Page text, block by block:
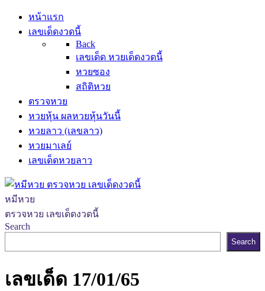
หน้าแรก
เลขเด็ดงวดนี้
Back
เลขเด็ด หวยเด็ดงวดนี้
หวยซอง
สถิติหวย
ตรวจหวย
หวยหุ้น ผลหวยหุ้นวันนี้
หวยลาว (เลขลาว)
หวยมาเลย์
เลขเด็ดหวยลาว
หมีหวย
ตรวจหวย เลขเด็ดงวดนี้
Search
Search
เลขเด็ด 17/01/65